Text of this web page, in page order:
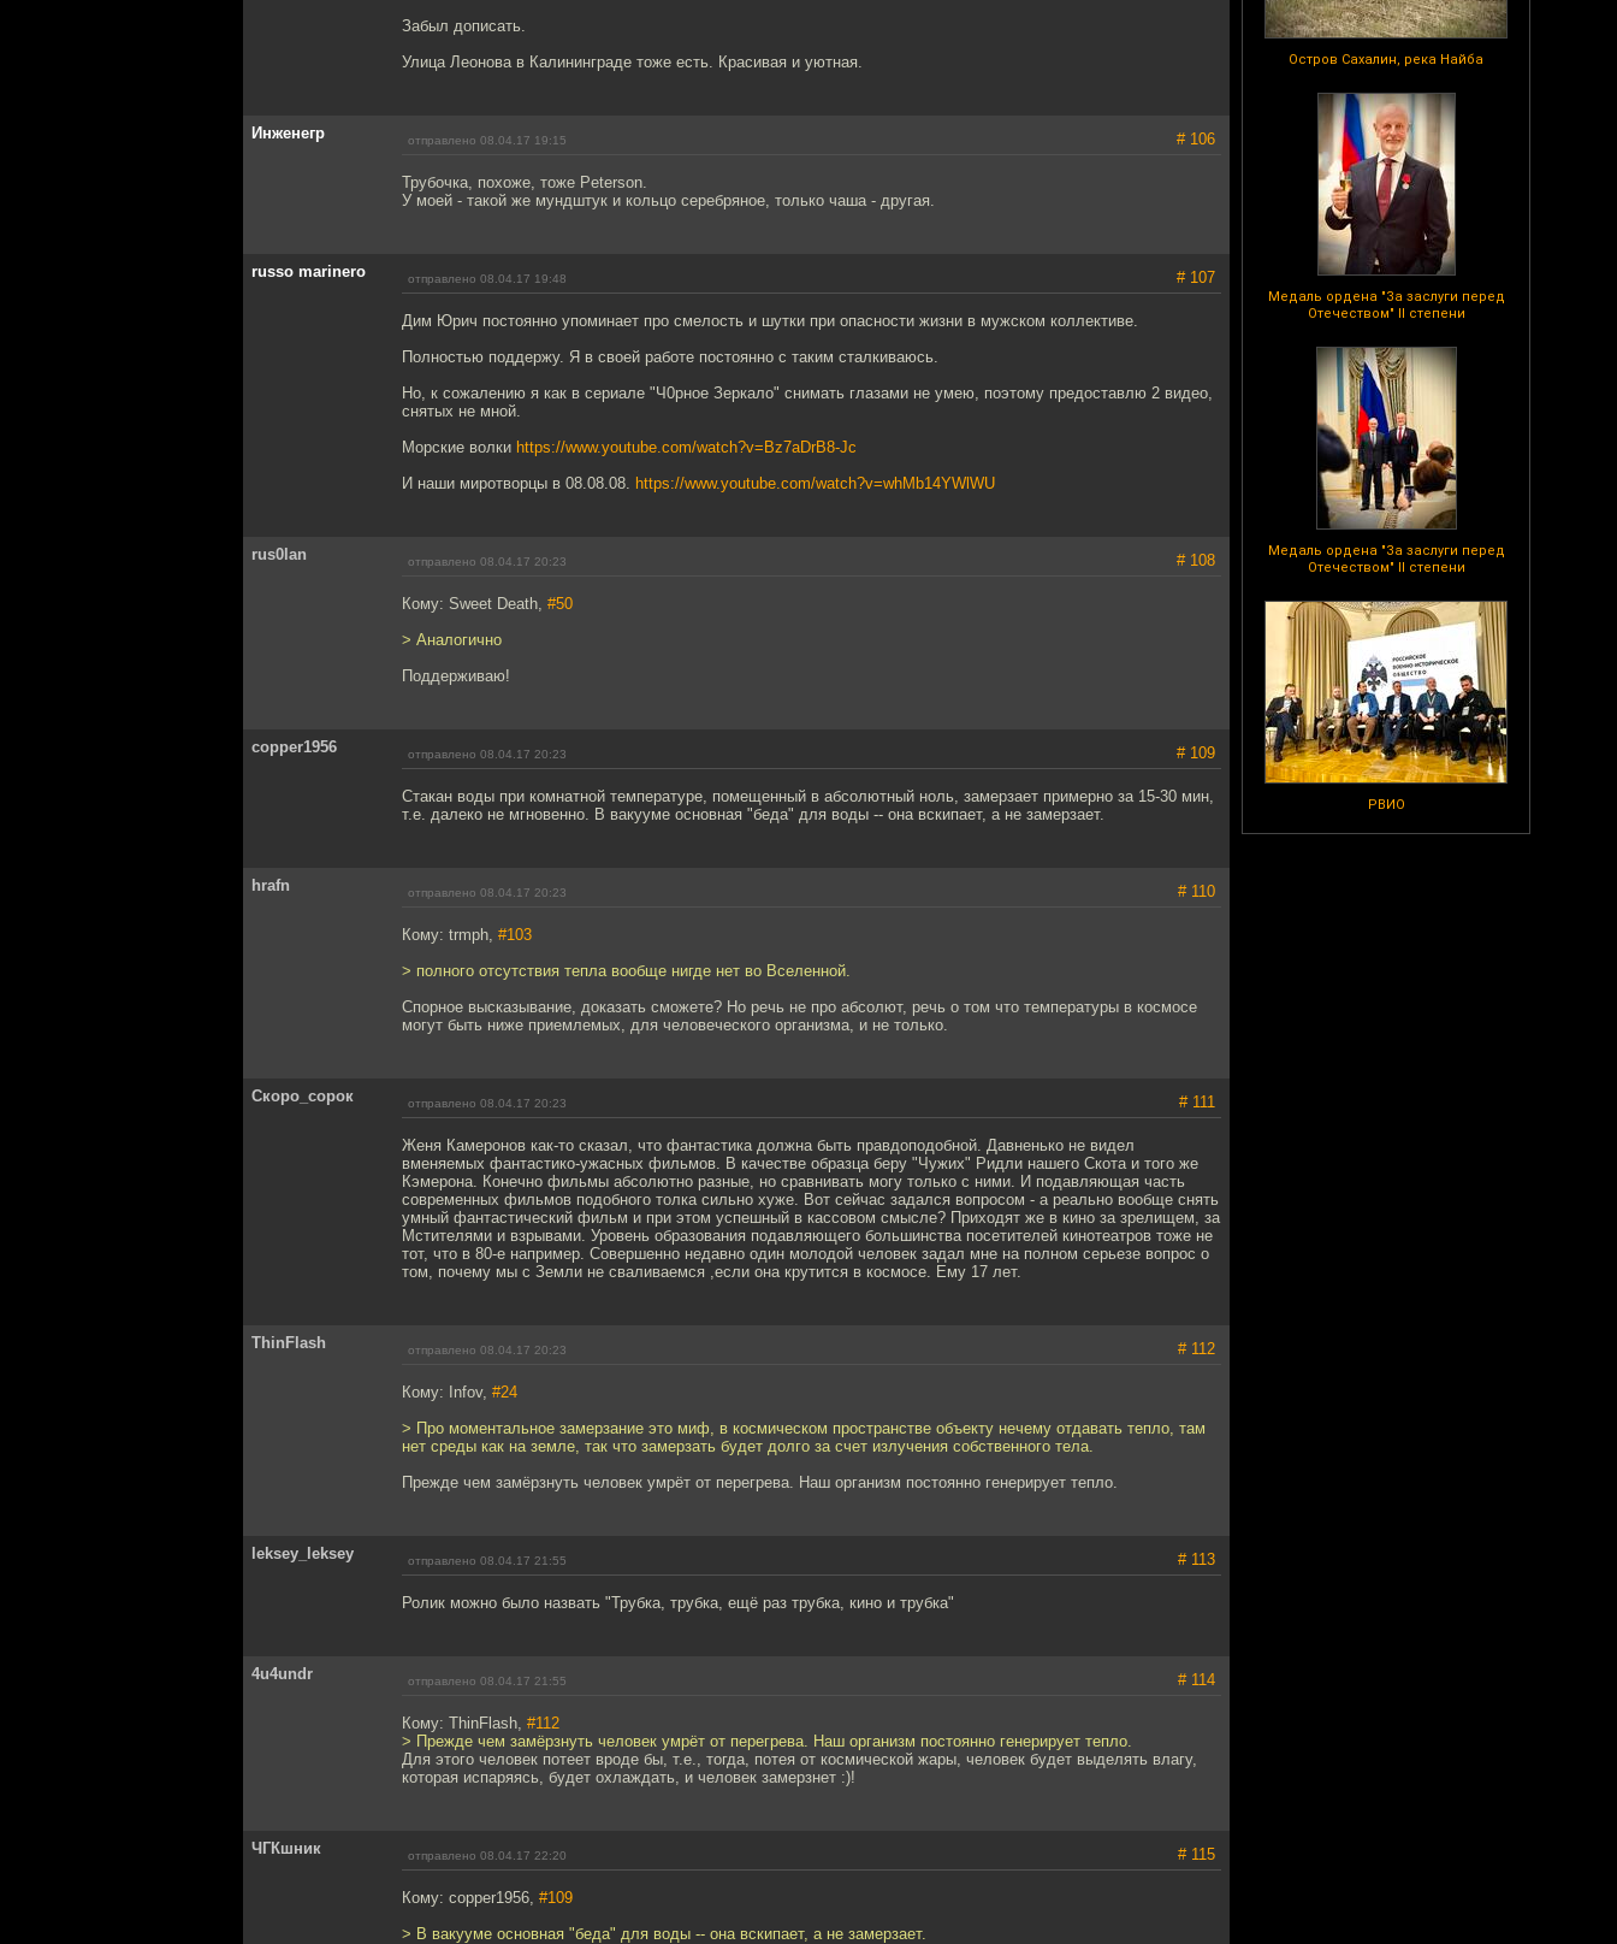
Остров Сахалин, река Найба
Медаль ордена "За заслуги перед
Отечеством" II степени
Медаль ордена "За заслуги перед
Отечеством" II степени
РВИО
Забыл дописать.
Улица Леонова в Калининграде тоже есть. Красивая и уютная.
Инженегр отправлено 08.04.17 19:15 # 106
Трубочка, похоже, тоже Peterson.
У моей - такой же мундштук и кольцо серебряное, только чаша - другая.
russo marinero отправлено 08.04.17 19:48 # 107
Дим Юрич постоянно упоминает про смелость и шутки при опасности жизни в мужском коллективе.
Полностью поддержу. Я в своей работе постоянно с таким сталкиваюсь.
Но, к сожалению я как в сериале "Ч0рное Зеркало" снимать глазами не умею, поэтому предоставлю 2 видео,
снятых не мной.
Морские волки https://www.youtube.com/watch?v=Bz7aDrB8-Jc
И наши миротворцы в 08.08.08. https://www.youtube.com/watch?v=whMb14YWlWU
rus0lan отправлено 08.04.17 20:23 # 108
Кому: Sweet Death, #50
> Аналогично
Поддерживаю!
copper1956 отправлено 08.04.17 20:23 # 109
Стакан воды при комнатной температуре, помещенный в абсолютный ноль, замерзает примерно за 15-30 мин,
т.е. далеко не мгновенно. В вакууме основная "беда" для воды -- она вскипает, а не замерзает.
hrafn отправлено 08.04.17 20:23 # 110
Кому: trmph, #103
> полного отсутствия тепла вообще нигде нет во Вселенной.
Спорное высказывание, доказать сможете? Но речь не про абсолют, речь о том что температуры в космосе
могут быть ниже приемлемых, для человеческого организма, и не только.
Скоро_сорок отправлено 08.04.17 20:23 # 111
Женя Камеронов как-то сказал, что фантастика должна быть правдоподобной. Давненько не видел
вменяемых фантастико-ужасных фильмов. В качестве образца беру "Чужих" Ридли нашего Скота и того же
Кэмерона. Конечно фильмы абсолютно разные, но сравнивать могу только с ними. И подавляющая часть
современных фильмов подобного толка сильно хуже. Вот сейчас задался вопросом - а реально вообще снять
умный фантастический фильм и при этом успешный в кассовом смысле? Приходят же в кино за зрелищем, за
Мстителями и взрывами. Уровень образования подавляющего большинства посетителей кинотеатров тоже не
тот, что в 80-е например. Совершенно недавно один молодой человек задал мне на полном серьезе вопрос о
том, почему мы с Земли не сваливаемся ,если она крутится в космосе. Ему 17 лет.
ThinFlash отправлено 08.04.17 20:23 # 112
Кому: Infov, #24
> Про моментальное замерзание это миф, в космическом пространстве объекту нечему отдавать тепло, там
нет среды как на земле, так что замерзать будет долго за счет излучения собственного тела.
Прежде чем замёрзнуть человек умрёт от перегрева. Наш организм постоянно генерирует тепло.
leksey_leksey отправлено 08.04.17 21:55 # 113
Ролик можно было назвать "Трубка, трубка, ещё раз трубка, кино и трубка"
4u4undr отправлено 08.04.17 21:55 # 114
Кому: ThinFlash, #112
> Прежде чем замёрзнуть человек умрёт от перегрева. Наш организм постоянно генерирует тепло.
Для этого человек потеет вроде бы, т.е., тогда, потея от космической жары, человек будет выделять влагу,
которая испаряясь, будет охлаждать, и человек замерзнет :)!
ЧГКшник отправлено 08.04.17 22:20 # 115
Кому: copper1956, #109
> В вакууме основная "беда" для воды -- она вскипает, а не замерзает.